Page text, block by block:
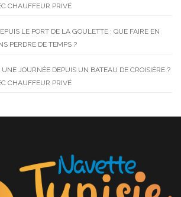
CHAUFFEUR PRIVÉ
LE PORT DE LA GOULETTE : QUE FAIRE EN
PERDRE DE TEMPS ?
JOURNÉE DEPUIS UN BATEAU DE CROISIÈRE ?
CHAUFFEUR PRIVÉ